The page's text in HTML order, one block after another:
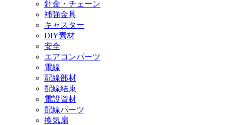
針金・チェーン
補強金具
キャスター
DIY素材
安全
エアコンパーツ
電線
配線部材
配線結束
電設資材
配線パーツ
換気扇